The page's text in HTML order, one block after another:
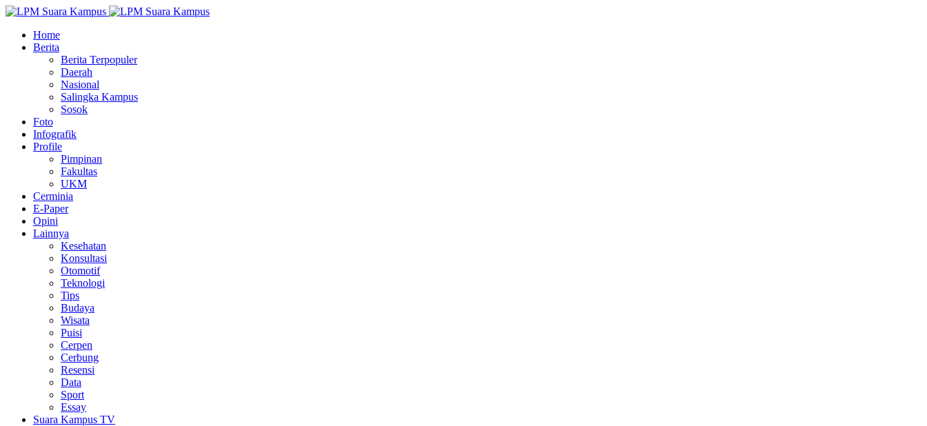
Home
Berita
Berita Terpopuler
Daerah
Nasional
Salingka Kampus
Sosok
Foto
Infografik
Profile
Pimpinan
Fakultas
UKM
Cerminia
E-Paper
Opini
Lainnya
Kesehatan
Konsultasi
Otomotif
Teknologi
Tips
Budaya
Wisata
Puisi
Cerpen
Cerbung
Resensi
Data
Sport
Essay
Suara Kampus TV